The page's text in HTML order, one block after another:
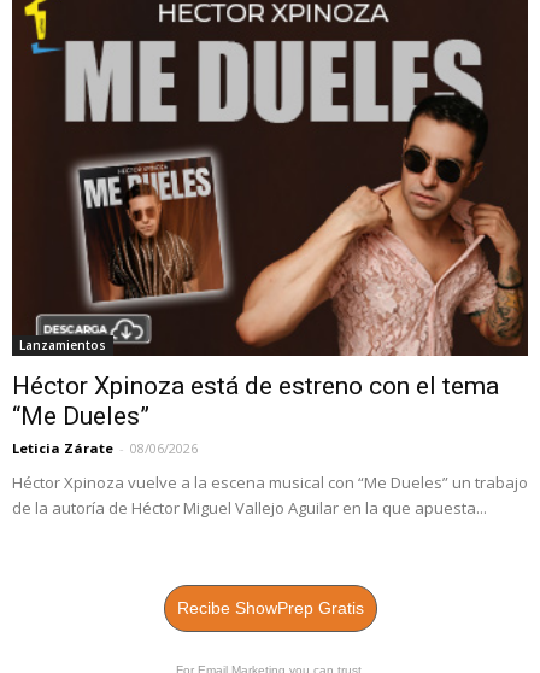
Lanzamientos
Héctor Xpinoza está de estreno con el tema
“Me Dueles”
Leticia Zárate - 08/06/2026
Héctor Xpinoza vuelve a la escena musical con “Me Dueles” un trabajo
de la autoría de Héctor Miguel Vallejo Aguilar en la que apuesta...
Recibe ShowPrep Gratis
For Email Marketing you can trust.